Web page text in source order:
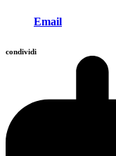
Email
condividi